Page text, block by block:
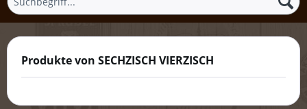
Produkte von SECHZISCH VIERZISCH